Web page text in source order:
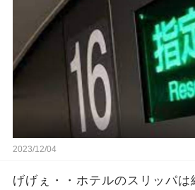
ど？」→結果・・・
2023/12/04
げげぇ・・ホテルのスリッパは